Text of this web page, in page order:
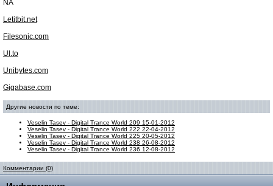
NA
Letitbit.net
Filesonic.com
Ul.to
Unibytes.com
Gigabase.com
Другие новости по теме:
Veselin Tasev - Digital Trance World 209 15-01-2012
Veselin Tasev - Digital Trance World 222 22-04-2012
Veselin Tasev - Digital Trance World 225 20-05-2012
Veselin Tasev - Digital Trance World 238 26-08-2012
Veselin Tasev - Digital Trance World 236 12-08-2012
Комментарии (0)